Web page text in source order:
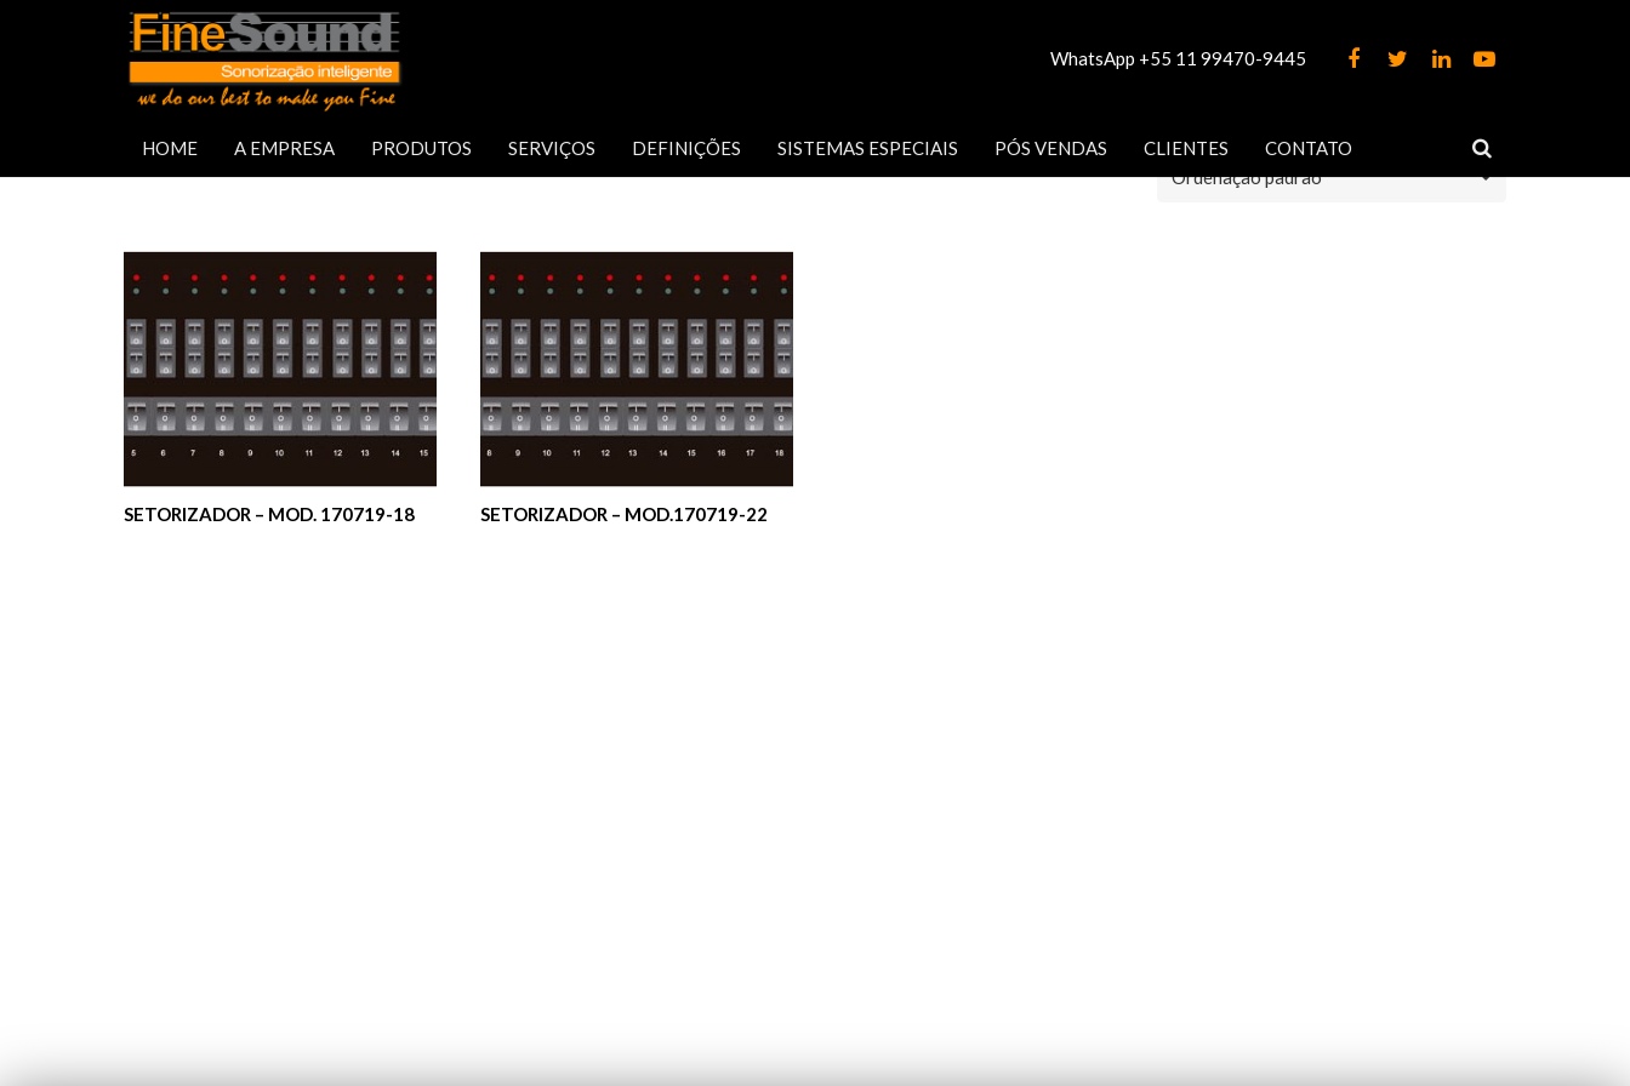
WhatsApp +55 11 99470-9445
HOME A EMPRESA PRODUTOS SERVIÇOS DEFINIÇÕES SISTEMAS ESPECIAIS PÓS VENDAS CLIENTES CONTATO
Setorizadores
SETORIZADOR – MOD. 170719-18 SETORIZADOR – MOD.170719-22